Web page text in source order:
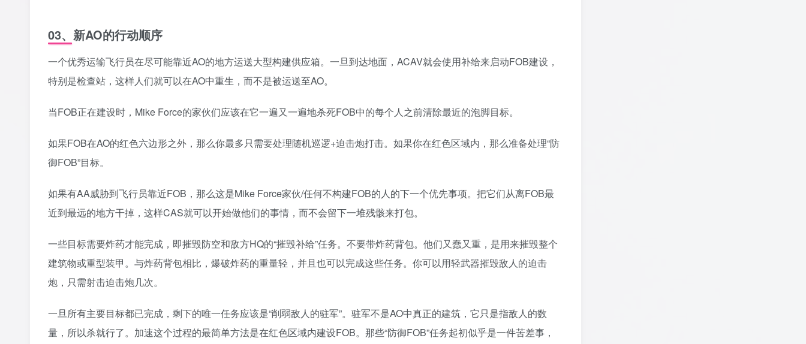
03、新AO的行动顺序
一个优秀运输飞行员在尽可能靠近AO的地方运送大型构建供应箱。一旦到达地面，ACAV就会使用补给来启动FOB建设，
特别是检查站，这样人们就可以在AO中重生，而不是被运送至AO。‎
‎当FOB正在建设时，Mike Force的家伙们应该在它一遍又一遍地杀死FOB中的每个人之前清除最近的泡脚目标。‎
‎如果FOB在AO的红色六边形之外，那么你最多只需要处理随机巡逻+迫击炮打击。如果你在红色区域内，那么准备处理“防
御FOB”目标。‎
‎如果有AA威胁到飞行员靠近FOB，那么这是Mike Force家伙/任何不构建FOB的人的下一个优先事项。把它们从离FOB最
近到最远的地方干掉，这样CAS就可以开始做他们的事情，而不会留下一堆残骸来打包。‎
‎一些目标需要炸药才能完成，即摧毁防空和敌方HQ的“摧毁补给”任务。不要带炸药背包。他们又蠢又重，是用来摧毁整个
建筑物或重型装甲。与炸药背包相比，爆破炸药的重量轻，并且也可以完成这些任务。你可以用轻武器摧毁敌人的迫击
炮，只需射击迫击炮几次。‎
‎一旦所有主要目标都已完成，剩下的唯一任务应该是“削弱敌人的驻军”。驻军不是AO中真正的建筑，它只是指敌人的数
量，所以杀就行了。加速这个过程的最简单方法是在红色区域内建设FOB。那些“防御FOB”任务起初似乎是一件苦差事，